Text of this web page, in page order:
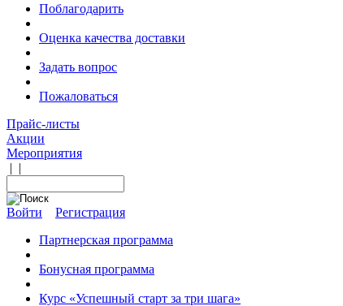
Поблагодарить
Оценка качества доставки
Задать вопрос
Пожаловаться
Прайс-листы
Акции
Мероприятия
| |
Войти
Регистрация
Партнерская программа
Бонусная программа
Курс «Успешный старт за три шага»